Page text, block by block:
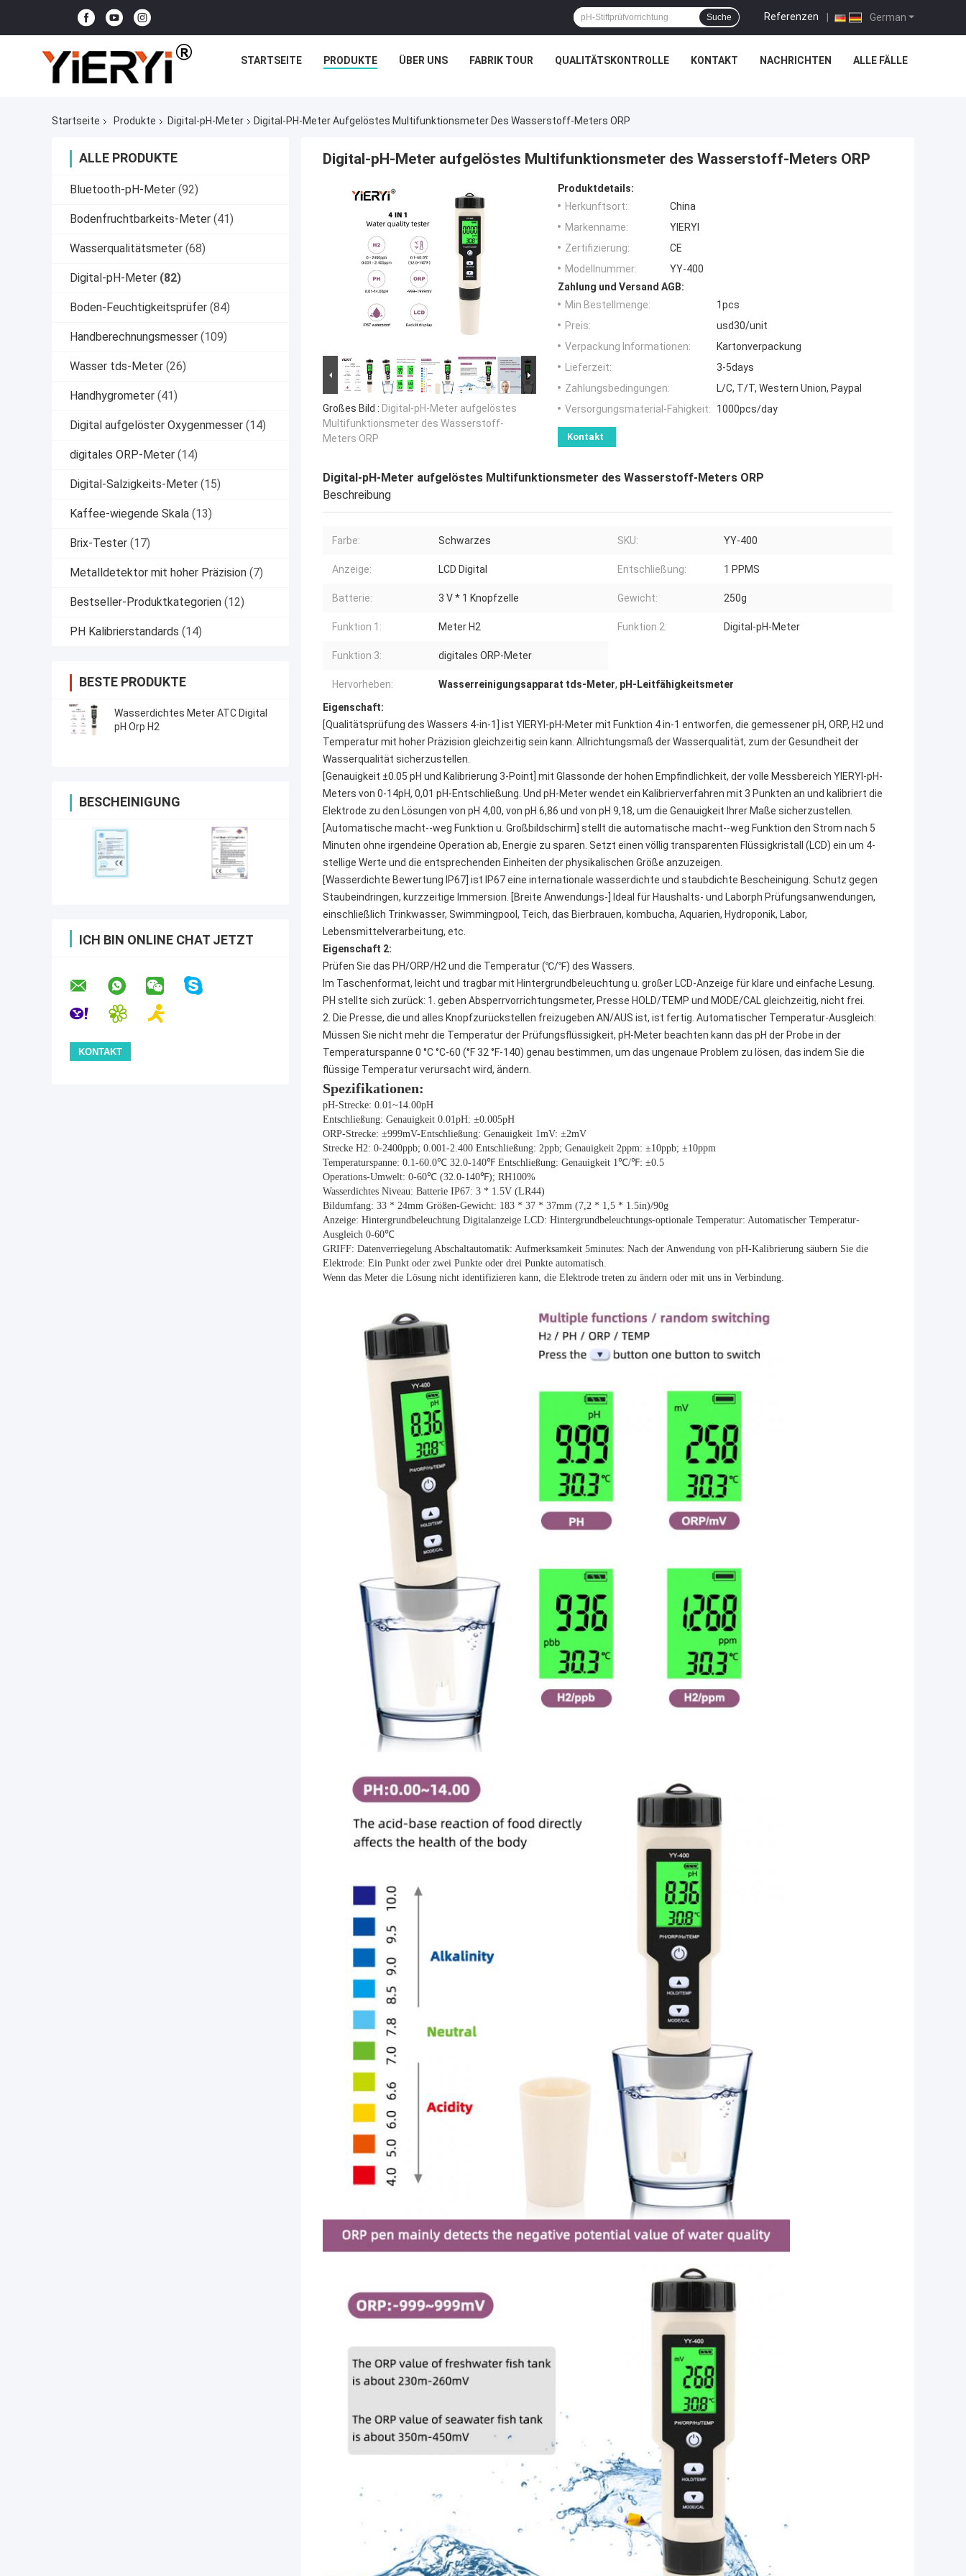
German
Referenzen |
Suche
STARTSEITE PRODUKTE ÜBER UNS FABRIK TOUR QUALITÄTSKONTROLLE KONTAKT NACHRICHTEN ALLE FÄLLE
Startseite Produkte Digital-pH-Meter Digital-PH-Meter Aufgelöstes Multifunktionsmeter Des Wasserstoff-Meters ORP
ALLE PRODUKTE
Bluetooth-pH-Meter (92)
Bodenfruchtbarkeits-Meter (41)
Wasserqualitätsmeter (68)
Digital-pH-Meter (82)
Boden-Feuchtigkeitsprüfer (84)
Handberechnungsmesser (109)
Wasser tds-Meter (26)
Handhygrometer (41)
Digital aufgelöster Oxygenmesser (14)
digitales ORP-Meter (14)
Digital-Salzigkeits-Meter (15)
Kaffee-wiegende Skala (13)
Brix-Tester (17)
Metalldetektor mit hoher Präzision (7)
Bestseller-Produktkategorien (12)
PH Kalibrierstandards (14)
BESTE PRODUKTE
Wasserdichtes Meter ATC Digital
pH Orp H2
BESCHEINIGUNG
ICH BIN ONLINE CHAT JETZT
Digital-pH-Meter aufgelöstes Multifunktionsmeter des Wasserstoff-Meters ORP
Großes Bild : Digital-pH-Meter aufgelöstes
Multifunktionsmeter des Wasserstoff-
Meters ORP
Produktdetails:
Herkunftsort:
China
Markenname:
YIERYI
Zertifizierung:
CE
Modellnummer:
YY-400
Zahlung und Versand AGB:
Min Bestellmenge:
1pcs
Preis:
usd30/unit
Verpackung Informationen:
Kartonverpackung
Lieferzeit:
3-5days
Zahlungsbedingungen:
L/C, T/T, Western Union, Paypal
Versorgungsmaterial-Fähigkeit:
1000pcs/day
Kontakt
Digital-pH-Meter aufgelöstes Multifunktionsmeter des Wasserstoff-Meters ORP
Beschreibung
Farbe: Schwarzes SKU: YY-400
Anzeige: LCD Digital Entschließung: 1 PPMS
Batterie: 3 V * 1 Knopfzelle Gewicht: 250g
Funktion 1: Meter H2 Funktion 2: Digital-pH-Meter
Funktion 3: digitales ORP-Meter
Hervorheben: Wasserreinigungsapparat tds-Meter, pH-Leitfähigkeitsmeter
Eigenschaft:
[Qualitätsprüfung des Wassers 4-in-1] ist YIERYI-pH-Meter mit Funktion 4 in-1 entworfen, die gemessener pH, ORP, H2 und
Temperatur mit hoher Präzision gleichzeitig sein kann. Allrichtungsmaß der Wasserqualität, zum der Gesundheit der
Wasserqualität sicherzustellen.
[Genauigkeit ±0.05 pH und Kalibrierung 3-Point] mit Glassonde der hohen Empfindlichkeit, der volle Messbereich YIERYI-pH-
Meters von 0-14pH, 0,01 pH-Entschließung. Und pH-Meter wendet ein Kalibrierverfahren mit 3 Punkten an und kalibriert die
Elektrode zu den Lösungen von pH 4,00, von pH 6,86 und von pH 9,18, um die Genauigkeit Ihrer Maße sicherzustellen.
[Automatische macht--weg Funktion u. Großbildschirm] stellt die automatische macht--weg Funktion den Strom nach 5
Minuten ohne irgendeine Operation ab, Energie zu sparen. Setzt einen völlig transparenten Flüssigkristall (LCD) ein um 4-
stellige Werte und die entsprechenden Einheiten der physikalischen Größe anzuzeigen.
[Wasserdichte Bewertung IP67] ist IP67 eine internationale wasserdichte und staubdichte Bescheinigung. Schutz gegen
Staubeindringen, kurzzeitige Immersion. [Breite Anwendungs-] Ideal für Haushalts- und Laborph Prüfungsanwendungen,
einschließlich Trinkwasser, Swimmingpool, Teich, das Bierbrauen, kombucha, Aquarien, Hydroponik, Labor,
Lebensmittelverarbeitung, etc.
Eigenschaft 2:
Prüfen Sie das PH/ORP/H2 und die Temperatur (℃/℉) des Wassers.
Im Taschenformat, leicht und tragbar mit Hintergrundbeleuchtung u. großer LCD-Anzeige für klare und einfache Lesung.
PH stellte sich zurück: 1. geben Absperrvorrichtungsmeter, Presse HOLD/TEMP und MODE/CAL gleichzeitig, nicht frei.
2. Die Presse, die und alles Knopfzurückstellen freizugeben AN/AUS ist, ist fertig. Automatischer Temperatur-Ausgleich:
Müssen Sie nicht mehr die Temperatur der Prüfungsflüssigkeit, pH-Meter beachten kann das pH der Probe in der
Temperaturspanne 0 °C °C-60 (°F 32 °F-140) genau bestimmen, um das ungenaue Problem zu lösen, das indem Sie die
flüssige Temperatur verursacht wird, ändern.
Spezifikationen:
pH-Strecke: 0.01~14.00pH
Entschließung: Genauigkeit 0.01pH: ±0.005pH
ORP-Strecke: ±999mV-Entschließung: Genauigkeit 1mV: ±2mV
Strecke H2: 0-2400ppb; 0.001-2.400 Entschließung: 2ppb; Genauigkeit 2ppm: ±10ppb; ±10ppm
Temperaturspanne: 0.1-60.0℃ 32.0-140℉ Entschließung: Genauigkeit 1℃/℉: ±0.5
Operations-Umwelt: 0-60℃ (32.0-140℉); RH100%
Wasserdichtes Niveau: Batterie IP67: 3 * 1.5V (LR44)
Bildumfang: 33 * 24mm Größen-Gewicht: 183 * 37 * 37mm (7,2 * 1,5 * 1.5in)/90g
Anzeige: Hintergrundbeleuchtung Digitalanzeige LCD: Hintergrundbeleuchtungs-optionale Temperatur: Automatischer Temperatur-
Ausgleich 0-60℃
GRIFF: Datenverriegelung Abschaltautomatik: Aufmerksamkeit 5minutes: Nach der Anwendung von pH-Kalibrierung säubern Sie die
Elektrode: Ein Punkt oder zwei Punkte oder drei Punkte automatisch.
Wenn das Meter die Lösung nicht identifizieren kann, die Elektrode treten zu ändern oder mit uns in Verbindung.